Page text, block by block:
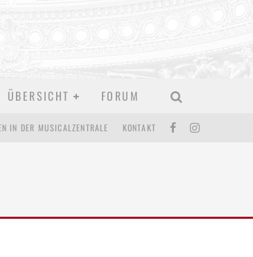
ÜBERSICHT FORUM
IN DER MUSICALZENTRALE KONTAKT